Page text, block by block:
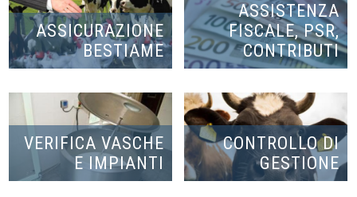
ASSICURAZIONE
BESTIAME
ASSISTENZA
FISCALE, PSR,
CONTRIBUTI
VERIFICA VASCHE
E IMPIANTI
CONTROLLO DI
GESTIONE